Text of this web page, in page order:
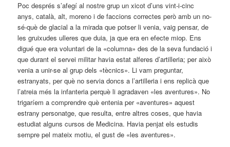
Poc després s’afegí al nostre grup un xicot d’uns vint-i-cinc
anys, català, alt, moreno i de faccions correctes però amb un no-
sé-què de glacial a la mirada que potser li venia, vaig pensar, de
les gruixudes ulleres que duia, ja que era en efecte miop. Ens
digué que era voluntari de la «columna» des de la seva fundació i
que durant el servei militar havia estat alferes d’artilleria; per això
venia a unir-se al grup dels «tècnics». Li vam preguntar,
estranyats, per què no servia doncs a l’artilleria i ens replicà que
l’atreia més la infanteria perquè li agradaven «les aventures». No
trigaríem a comprendre què entenia per «aventures» aquest
estrany personatge, que resulta, entre altres coses, que havia
estudiat alguns cursos de Medicina. Havia penjat els estudis
sempre pel mateix motiu, el gust de «les aventures».